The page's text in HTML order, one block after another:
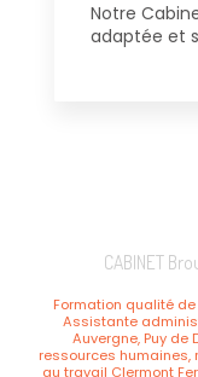
Notre
adaptée et
CABINET
Formation qualité
Assistante
Auvergne, Puy de
ressources
au travail Clermont